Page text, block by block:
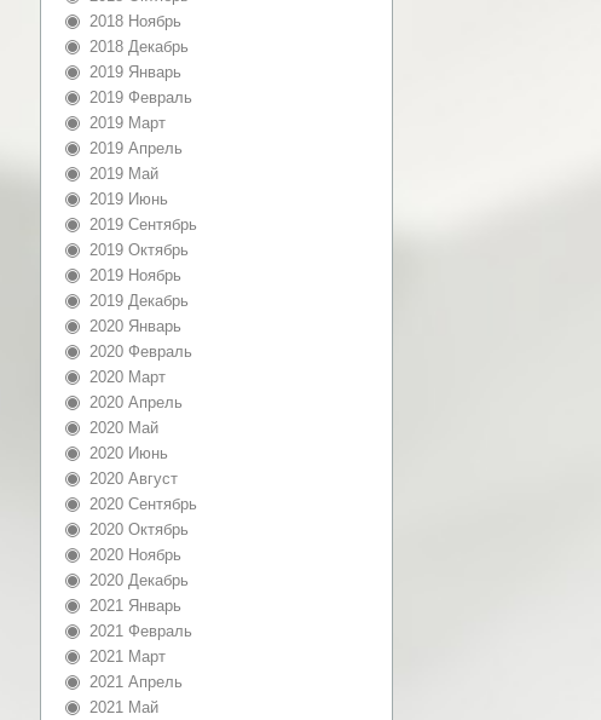
2018 Ноябрь
2018 Декабрь
2019 Январь
2019 Февраль
2019 Март
2019 Апрель
2019 Май
2019 Июнь
2019 Сентябрь
2019 Октябрь
2019 Ноябрь
2019 Декабрь
2020 Январь
2020 Февраль
2020 Март
2020 Апрель
2020 Май
2020 Июнь
2020 Август
2020 Сентябрь
2020 Октябрь
2020 Ноябрь
2020 Декабрь
2021 Январь
2021 Февраль
2021 Март
2021 Апрель
2021 Май